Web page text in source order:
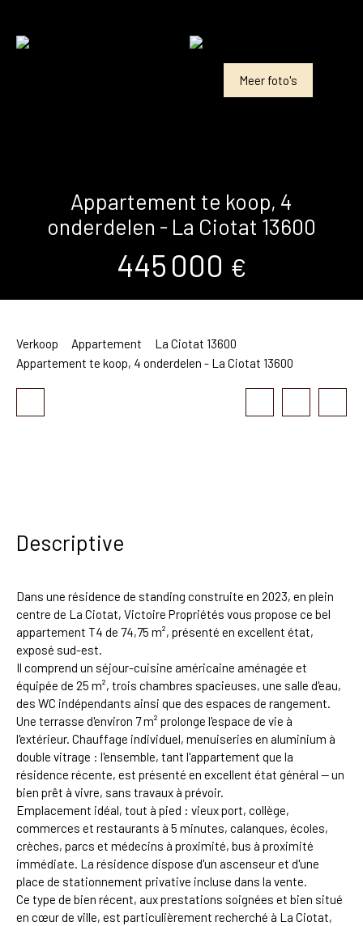
Meer foto's
Appartement te koop, 4
onderdelen - La Ciotat 13600
445 000 €
Verkoop Appartement
La Ciotat 13600
Appartement te koop, 4 onderdelen - La Ciotat 13600
Descriptive
Dans une résidence de standing construite en 2023, en plein
centre de La Ciotat, Victoire Propriétés vous propose ce bel
appartement T4 de 74,75 m², présenté en excellent état,
exposé sud-est.
Il comprend un séjour-cuisine américaine aménagée et
équipée de 25 m², trois chambres spacieuses, une salle d'eau,
des WC indépendants ainsi que des espaces de rangement.
Une terrasse d'environ 7 m² prolonge l'espace de vie à
l'extérieur. Chauffage individuel, menuiseries en aluminium à
double vitrage : l'ensemble, tant l'appartement que la
résidence récente, est présenté en excellent état général — un
bien prêt à vivre, sans travaux à prévoir.
Emplacement idéal, tout à pied : vieux port, collège,
commerces et restaurants à 5 minutes, calanques, écoles,
crèches, parcs et médecins à proximité, bus à proximité
immédiate. La résidence dispose d'un ascenseur et d'une
place de stationnement privative incluse dans la vente.
Ce type de bien récent, aux prestations soignées et bien situé
en cœur de ville, est particulièrement recherché à La Ciotat,